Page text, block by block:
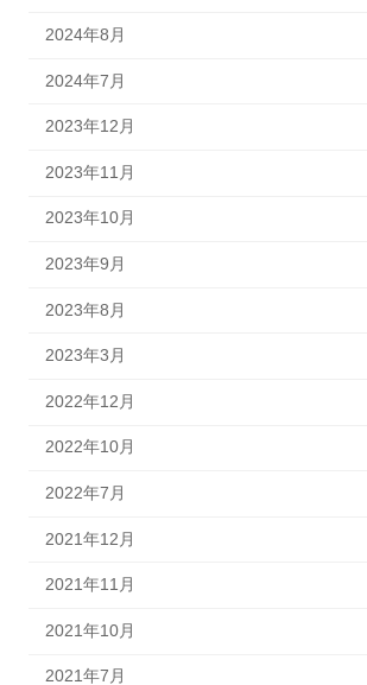
2024年8月
2024年7月
2023年12月
2023年11月
2023年10月
2023年9月
2023年8月
2023年3月
2022年12月
2022年10月
2022年7月
2021年12月
2021年11月
2021年10月
2021年7月